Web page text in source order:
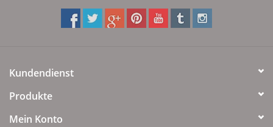
Kundendienst
Produkte
Mein Konto